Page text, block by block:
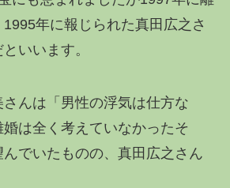
年に報じられた真田広之さ
いいます。
さんは「男性の浮気は仕方な
は全く考えていなかったそ
でいたものの、真田広之さん